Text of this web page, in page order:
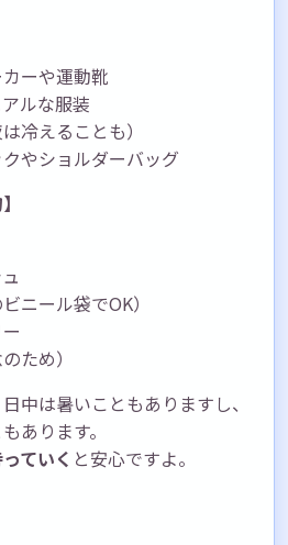
ーや運動靴
ルな服装
冷えることも）
やショルダーバッグ
ニール袋でOK）
ため）
中は暑いこともありますし、
あります。
ていく と安心ですよ。